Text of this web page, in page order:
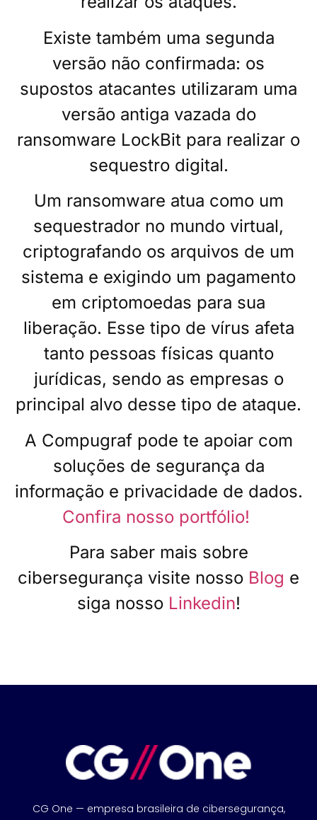
Existe também uma segunda
versão não confirmada: os
supostos atacantes utilizaram uma
versão antiga vazada do
ransomware LockBit para realizar o
sequestro digital.
Um ransomware atua como um
sequestrador no mundo virtual,
criptografando os arquivos de um
sistema e exigindo um pagamento
em criptomoedas para sua
liberação. Esse tipo de vírus afeta
tanto pessoas físicas quanto
jurídicas, sendo as empresas o
principal alvo desse tipo de ataque.
A Compugraf pode te apoiar com
soluções de segurança da
informação e privacidade de dados.
Confira nosso portfólio!
Para saber mais sobre
cibersegurança visite nosso Blog e
siga nosso Linkedin!
CG One — empresa brasileira de cibersegurança,